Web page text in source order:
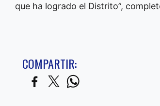
que ha logrado el Distrito”,
COMPARTIR: